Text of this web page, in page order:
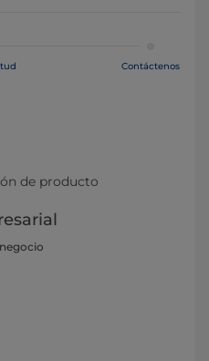
Contáctenos
de producto